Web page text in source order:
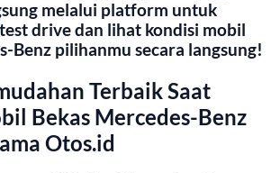
melalui platform untuk
drive dan lihat kondisi mobil
Benz pilihanmu secara langsung!
Terbaik Saat
Bekas Mercedes-Benz
Otos.id